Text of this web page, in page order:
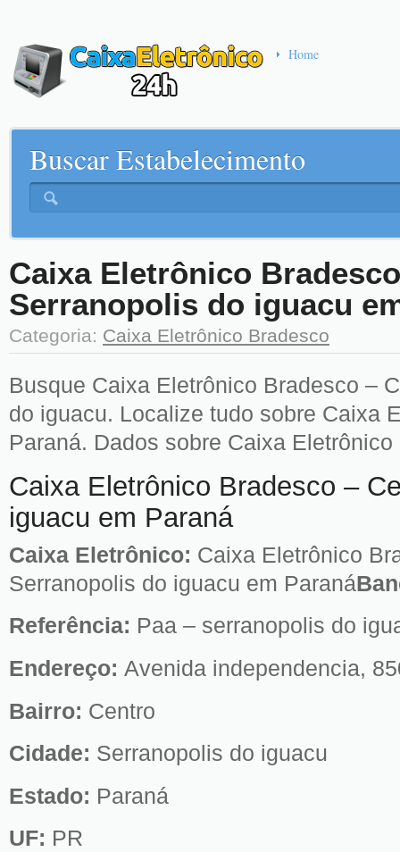
Home
Buscar Estabelecimento
Caixa Eletrônico
Serranopolis do iguacu
Categoria: Caixa Eletrônico Bradesco
Busque Caixa Eletrônico Bradesco –
do iguacu. Localize tudo sobre Caixa
Paraná. Dados sobre Caixa Eletrônico
Caixa Eletrônico Bradesco –
iguacu em Paraná
Caixa Eletrônico: Caixa Eletrônico
Serranopolis do iguacu em Paraná
Referência: Paa – serranopolis do
Endereço: Avenida independencia,
Bairro: Centro
Cidade: Serranopolis do iguacu
Estado: Paraná
UF: PR